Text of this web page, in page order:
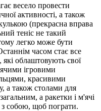
весело провести
активності, а також
(прекрасна вправа
теніс не такий
легко може бути
часом стає все
облаштовують свої
ігровими
красивими
а також столами для
а ракетки і м'ячі
з собою, щоб пограти.